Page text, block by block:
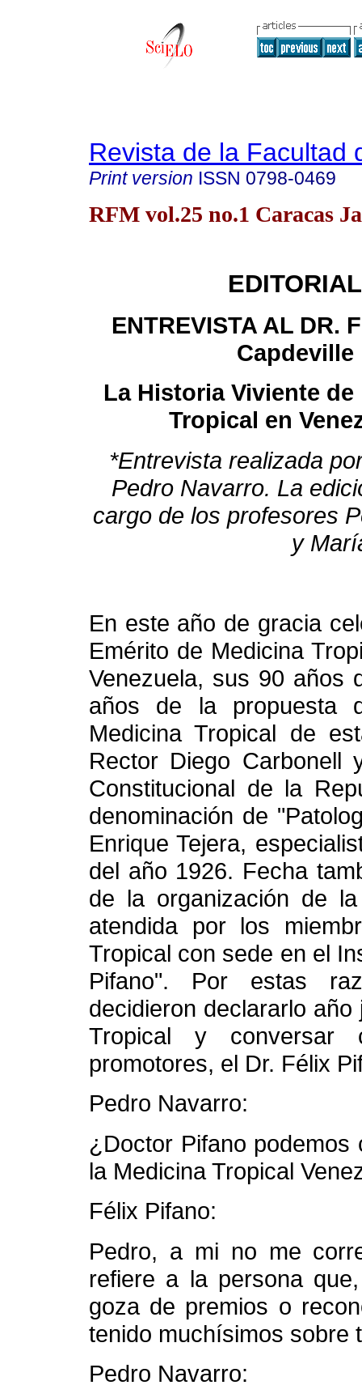
Revista de la Facultad
Print version ISSN 0798-0469
RFM vol.25 no.1 Caracas
EDITORIAL
ENTREVISTA AL DR.
Capdeville
La Historia Viviente de
Tropical en
*Entrevista realizada
Pedro Navarro. La
cargo de los profesores
y
En este año de gracia
Emérito de Medicina
Venezuela, sus 90 años
años de la propuesta
Medicina Tropical de
Rector Diego Carbonell
Constitucional de la
denominación de
Enrique Tejera,
del año 1926. Fecha
de la organización de
atendida por los
Tropical con sede en el
Pifano". Por estas
decidieron declararlo
Tropical y conversar
promotores, el Dr. Félix
Pedro Navarro:
¿Doctor Pifano podemos
la Medicina Tropical
Félix Pifano:
Pedro, a mi no me
refiere a la persona
goza de premios o
tenido muchísimos sobre
Pedro Navarro: